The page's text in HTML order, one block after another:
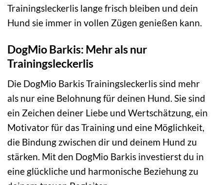
Trainingsleckerlis lange frisch bleiben und dein
Hund sie immer in vollen Zügen genießen kann.
DogMio Barkis: Mehr als nur
Trainingsleckerlis
Die DogMio Barkis Trainingsleckerlis sind mehr
als nur eine Belohnung für deinen Hund. Sie sind
ein Zeichen deiner Liebe und Wertschätzung, ein
Motivator für das Training und eine Möglichkeit,
die Bindung zwischen dir und deinem Hund zu
stärken. Mit den DogMio Barkis investierst du in
eine glückliche und harmonische Beziehung zu